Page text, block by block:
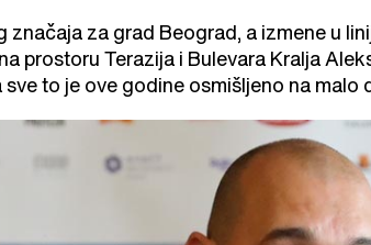
značaja za grad Beograd, a izmene u
prostoru Terazija i Bulevara Kralja
to je ove godine osmišljeno na malo